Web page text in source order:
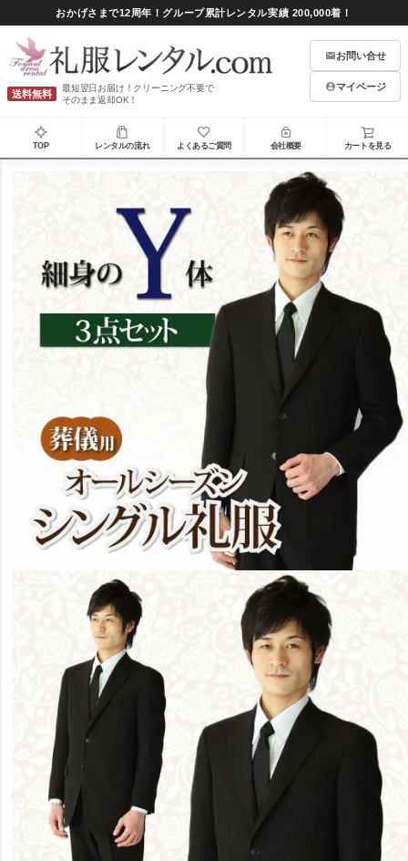
おかげさまで12周年！グループ累計レンタル実績 200,000着！
送料無料
最短翌日お届け！クリーニング不要で
そのまま返却OK！
お問い合せ
マイページ
TOP レンタルの流れ よくあるご質問 会社概要 カートを見る